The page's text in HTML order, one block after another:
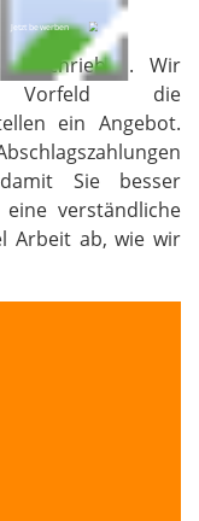
Jetzt bewerben
Wir
die
ein Angebot.
Sie besser
verständliche
Arbeit ab, wie wir